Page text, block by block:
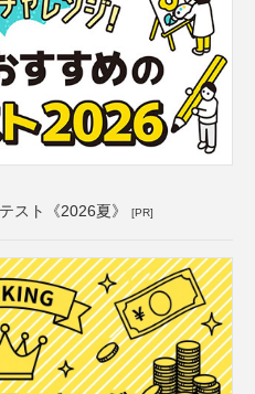
スト《2026夏》 [PR]